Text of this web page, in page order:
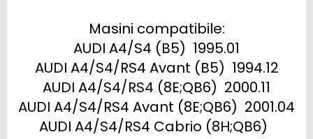
Masini compatibile:
AUDI A4/S4 (B5)  1995.01
AUDI A4/S4/RS4 Avant (B5)  1994.12
AUDI A4/S4/RS4 (8E;QB6)  2000.11
AUDI A4/S4/RS4 Avant (8E;QB6)  2001.04
AUDI A4/S4/RS4 Cabrio (8H;QB6)